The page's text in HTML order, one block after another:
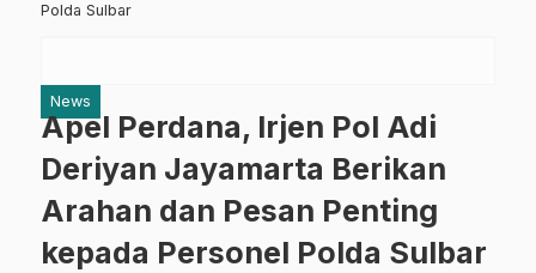
Polda Sulbar
News
Apel Perdana, Irjen Pol Adi
Deriyan Jayamarta Berikan
Arahan dan Pesan Penting
kepada Personel Polda Sulbar